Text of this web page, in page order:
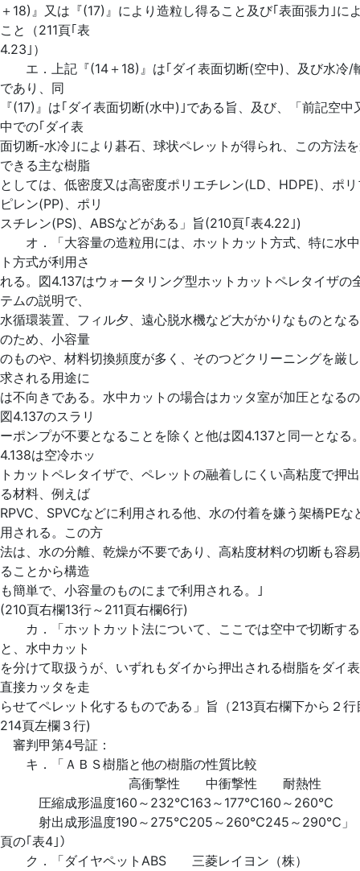
＋18)』又は『(17)』により造粒し得ること及び｢表面張力｣に
こと（211頁｢表
4.23｣）
エ．上記『(14＋18)』は｢ダイ表面切断(空中)、及び水冷/
であり、同
『(17)』は｢ダイ表面切断(水中)｣である旨、及び、「前記空中
中での｢ダイ表
面切断-水冷｣により碁石、球状ペレットが得られ、この方法
できる主な樹脂
としては、低密度又は高密度ポリエチレン(LD、HDPE)、ポ
ピレン(PP)、ポリ
スチレン(PS)、ABSなどがある」旨(210頁｢表4.22｣)
オ．「大容量の造粒用には、ホットカット方式、特に水
ト方式が利用さ
れる。図4.137はウォータリング型ホットカットペレタイザの
テムの説明で、
水循環装置、フィル夕、遠心脱水機など大がかりなものとな
のため、小容量
のものや、材料切換頻度が多く、そのつどクリーニングを厳
求される用途に
は不向きである。水中カットの場合はカッタ室が加圧となる
図4.137のスラリ
ーポンプが不要となることを除くと他は図4.137と同一となる
4.138は空冷ホッ
トカットペレタイザで、ペレットの融着しにくい高粘度で押
る材料、例えば
RPVC、SPVCなどに利用される他、水の付着を嫌う架橋PEな
用される。この方
法は、水の分離、乾燥が不要であり、高粘度材料の切断も容
ることから構造
も簡単で、小容量のものにまで利用される。｣
(210頁右欄13行～211頁右欄6行)
カ．「ホットカット法について、ここでは空中で切断す
と、水中カット
を分けて取扱うが、いずれもダイから押出される樹脂をダイ
直接カッタを走
らせてペレット化するものである」旨（213頁右欄下から２行
214頁左欄３行)
審判甲第4号証：
キ．「ＡＢＳ樹脂と他の樹脂の性質比較
高衝撃性 中衝撃性 耐熱性
圧縮成形温度160～232℃163～177℃160～260℃
射出成形温度190～275℃205～260℃245～290℃」
頁の｢表4｣）
ク．「ダイヤペットABS 三菱レイヨン（株）